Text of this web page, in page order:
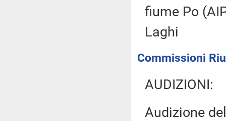
fiume Po
Laghi
Commissioni
AUDIZIONI:
Audizione